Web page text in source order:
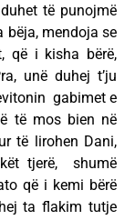
të punojmë
bëja, mendoja se
që i kisha bërë,
unë duhej t’ju
gabimet e
të mos bien në
të lirohen Dani,
tjerë, shumë
që i kemi bërë
ta flakim tutje